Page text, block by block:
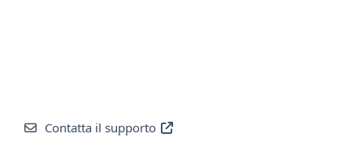
Contatta il supporto